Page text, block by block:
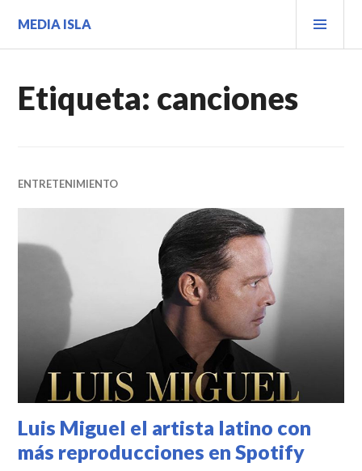
contenido.
MEDIA ISLA
Etiqueta: canciones
ENTRETENIMIENTO
Luis Miguel el artista latino con
más reproducciones en Spotify